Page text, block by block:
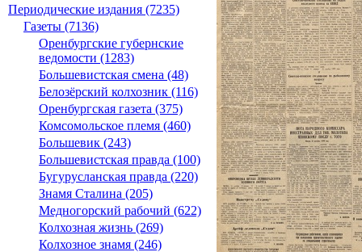
Периодические издания (7235)
Газеты (7136)
Оренбургские губернские
ведомости (1283)
Большевистская смена (48)
Белозёрский колхозник (116)
Оренбургская газета (375)
Комсомольское племя (460)
Большевик (243)
Большевистская правда (100)
Бугурусланская правда (220)
Знамя Сталина (205)
Медногорский рабочий (622)
Колхозная жизнь (269)
Колхозное знамя (246)